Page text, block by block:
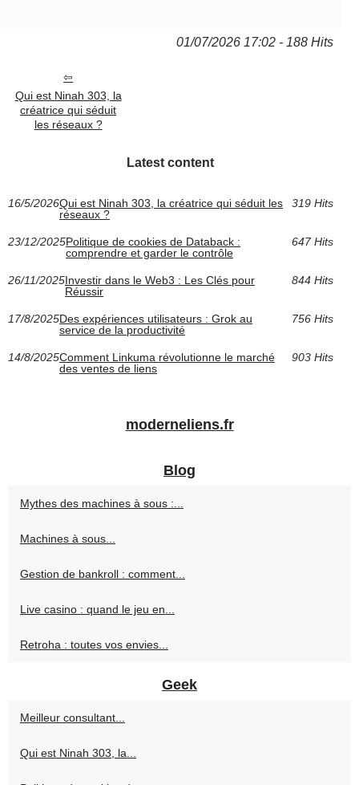
01/07/2026 17:02 - 188 Hits
Qui est Ninah 303, la
créatrice qui séduit
les réseaux ?
Latest content
16/5/2026Qui est Ninah 303, la créatrice qui séduit les
réseaux ?
319 Hits
23/12/2025Politique de cookies de Databack :
comprendre et garder le contrôle
647 Hits
26/11/2025Investir dans le Web3 : Les Clés pour
Réussir
844 Hits
17/8/2025Des expériences utilisateurs : Grok au
service de la productivité
756 Hits
14/8/2025Comment Linkuma révolutionne le marché
des ventes de liens
903 Hits
moderneliens.fr
Blog
Mythes des machines à sous :...
Machines à sous...
Gestion de bankroll : comment...
Live casino : quand le jeu en...
Retroha : toutes vos envies...
Geek
Meilleur consultant...
Qui est Ninah 303, la...